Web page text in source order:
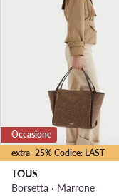
extra -25% Codice: LAST
Occasione
TOUS
Borsetta · Marrone